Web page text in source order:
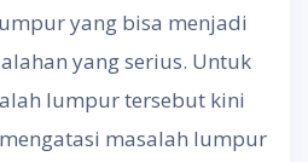
yang bisa menjadi
yang serius. Untuk
lumpur tersebut kini
masalah lumpur